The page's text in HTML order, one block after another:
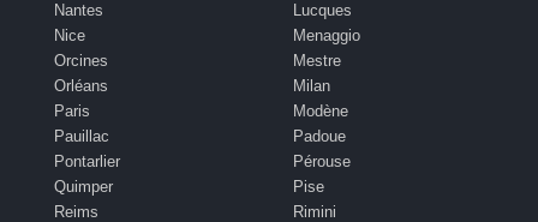
Nantes
Nice
Orcines
Orléans
Paris
Pauillac
Pontarlier
Quimper
Reims
Lucques
Menaggio
Mestre
Milan
Modène
Padoue
Pérouse
Pise
Rimini